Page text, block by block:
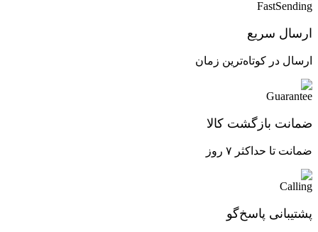
ارسال سریع
ارسال در کوتاه‌ترین زمان
ضمانت بازگشت کالا
ضمانت تا حداکثر ۷ روز
پشتیبانی پاسخ‌گو